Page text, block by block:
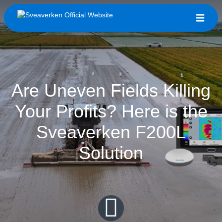
Are Uneven Fields Killing
Your Profits? Here is the
Sveaverken F200L
Solution